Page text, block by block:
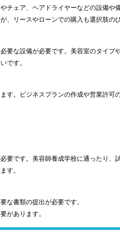
チェア、ヘアドライヤーなどの設備や
、リースやローンでの購入も選択肢の
要な設備が必要です。美容室のタイ
です。
す。ビジネスプランの作成や営業許
要です。美容師養成学校に通ったり、
す。
な書類の提出が必要です。
があります。